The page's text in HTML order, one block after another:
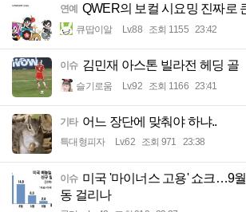
연예 QWER의 보컬 시요밍 진짜로
큐땁이알 Lv.88 조회 1155 23:42
이슈 김민재 아스톤 빌라전 헤딩 골
슬기로움 Lv.92 조회 1166 23:41
기타 어느 장단에 맞춰야 하냐..
특대형피자 Lv.62 조회 971 23:38
이슈 미국 '마이너스 고용' 쇼크…9
동 걸리나